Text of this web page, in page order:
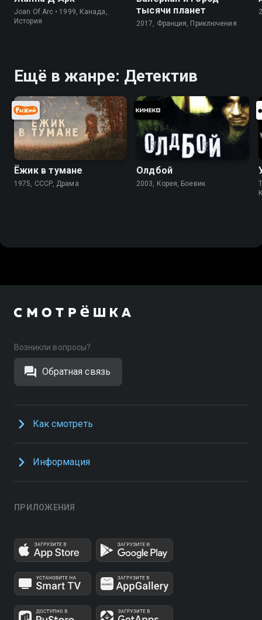
Joan Of Arc • 1999, Канада,
История
тысячи планет
2017, Франция, Приключения
Ещё в жанре: Детектив
Ёжик в тумане
1975, СССР, Драма
Олдбой
2003, Корея, Боевик
Возникли вопросы?
Обратная связь
Как смотреть
Информация
ПРИЛОЖЕНИЯ